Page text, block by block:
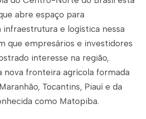
abre espaço para
e logística nessa
que empresários e investidores
interesse na região,
nova fronteira agrícola formada
Tocantins, Piauí e da
como Matopiba.